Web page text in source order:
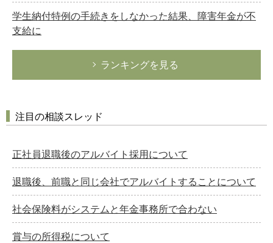
学生納付特例の手続きをしなかった結果、障害年金が不
支給に
ランキングを見る
注目の相談スレッド
正社員退職後のアルバイト採用について
退職後、前職と同じ会社でアルバイトすることについて
社会保険料がシステムと年金事務所で合わない
賞与の所得税について